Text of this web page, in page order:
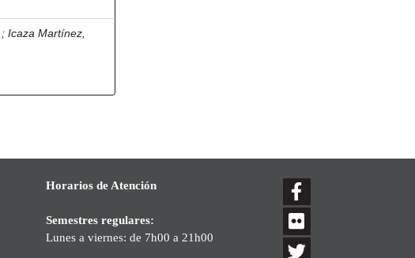
;Icaza Martínez,
Horarios de Atención
Semestres regulares:
Lunes a viernes: de 7h00 a 21h00